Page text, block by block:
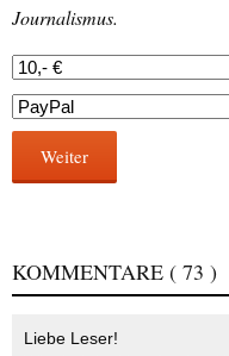
Journalismus.
Weiter
KOMMENTARE ( 73 )
Liebe Leser!